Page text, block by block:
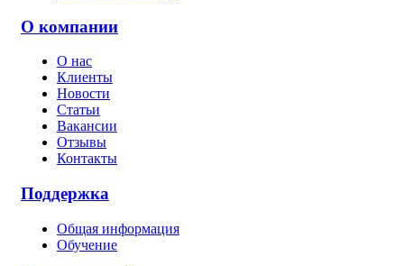
О компании
О нас
Клиенты
Новости
Статьи
Вакансии
Отзывы
Контакты
Поддержка
Общая информация
Обучение